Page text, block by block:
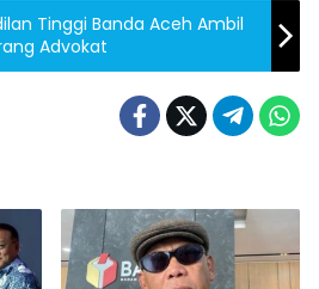
Tinggi Banda Aceh Ambil
Advokat